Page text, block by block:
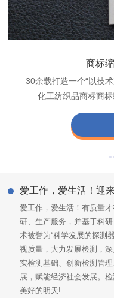
商标
30余载打造一个“以技
化工纺织品商标商标
织带商
博准公司专注于织带
纺织品商标企业打造
服装
博准是一家专注30余
色不匀品质技术问
博准致力于成为纺织
阻燃母粒
爱工作，爱生活！迎
爱工作，爱生活！有质量
研、生产服务，并基于科
术被誉为“科学发展的探测
视质量，大力发展检测，
实检测基础、创新检测管
展，赋能经济社会发展。
美好的明天!